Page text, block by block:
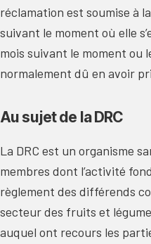
réclamation est soumise à
suivant le moment où elle
mois suivant le moment ou
normalement dû en avoir
Au sujet de la DRC
La DRC est un organisme
membres dont l’activité
règlement des différends
secteur des fruits et
auquel ont recours les